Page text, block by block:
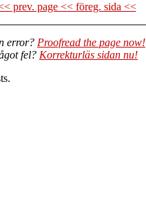
prev. page << föreg. sida <<
error? Proofread the page now!
fel? Korrekturläs sidan nu!